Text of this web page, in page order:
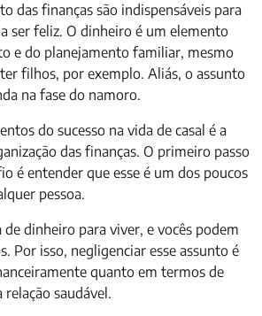
das finanças são indispensáveis para
ser feliz. O dinheiro é um elemento
e do planejamento familiar, mesmo
filhos, por exemplo. Aliás, o assunto
na fase do namoro.
do sucesso na vida de casal é a
das finanças. O primeiro passo
é entender que esse é um dos poucos
pessoa.
dinheiro para viver, e vocês podem
Por isso, negligenciar esse assunto é
quanto em termos de
saudável.